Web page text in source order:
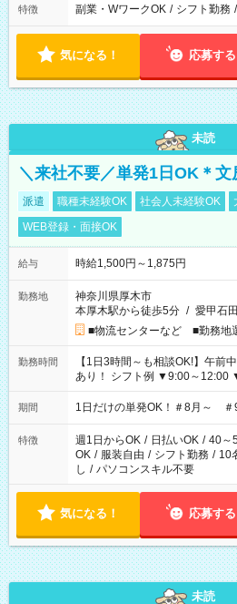
特徴 副業・WワークOK / シフト勤務 /
気になる！ 応募する
未読
＼来社不要／単発1日OK＊
派遣 職種未経験OK 社会人未経験OK
WEB登録・面接OK
給与 時給1,500円～1,875円
勤務地
神奈川県厚木市
本厚木駅から徒歩5分 / 愛甲石
■物流センターなど ■勤務地
勤務時間
【1日3時間～も相談OK!】午前
あり！ シフト例 ▼9:00～
▼18:00～21:00
期間 1日だけの単発OK！＃8月～ ＃
特徴 週1日からOK / 日払いOK / 40～
OK / 服装自由 / シフト勤務 / 10
し / パソコンスキル不要
気になる！ 応募する
未読